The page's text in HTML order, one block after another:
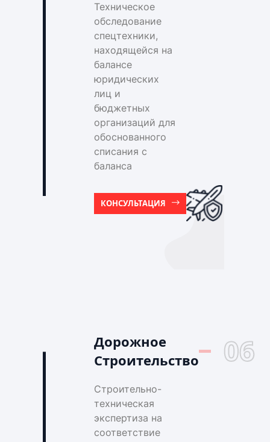
Техническое
обследование
спецтехники,
находящейся на
балансе
юридических
лиц и
бюджетных
организаций для
обоснованного
списания с
баланса
КОНСУЛЬТАЦИЯ
Дорожное
Строительство
06
Строительно-
техническая
экспертиза на
соответствие